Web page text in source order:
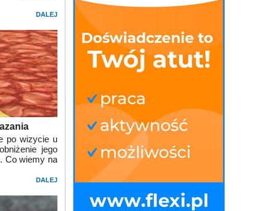
DALEJ
po wizycie u
jego
Co wiemy na
DALEJ